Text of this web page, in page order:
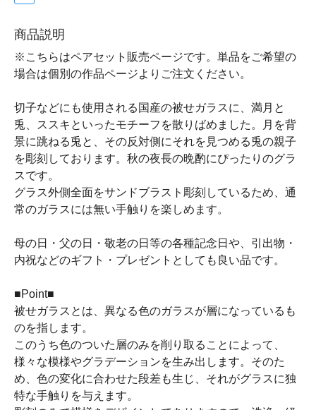
商品説明
※こちらはペアセット販売ページです。単品をご希望の
場合は個別の作品ページよりご注文ください。
切子などにも使用される国産の被せガラスに、満月と
兎、ススキといったモチーフを散りばめました。月を背
景に跳ねる兎と、その反対側にそれを見つめる兎の親子
を彫刻しております。秋の夜長の晩酌にぴったりのグラ
スです。
グラス外側全面をサンドブラスト彫刻しているため、通
常のガラスには無い手触りを楽しめます。
母の日・父の日・敬老の日等の各種記念日や、引出物・
内祝などのギフト・プレゼントとしても良い品です。
■Point■
被せガラスとは、異なる色のガラスが層になっているも
のを指します。
このうち色のついた層のみを削り取ることによって、
様々な模様やグラデーションを生み出します。そのた
め、色の変化に合わせた段差も生じ、それがグラスに独
特な手触りを与えます。